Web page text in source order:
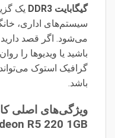
گیگابایت DDR3
یک
سیستم‌های اداری،
می‌شود. اگر قصد
باشید یا ویدیوها را
گرافیک استوک
باشد.
R5 220 1GB